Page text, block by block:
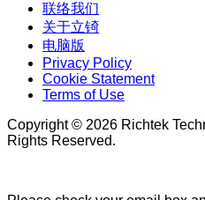
联络我们
关于立锜
电脑版
Privacy Policy
Cookie Statement
Terms of Use
Copyright © 2026 Richtek
Rights Reserved.